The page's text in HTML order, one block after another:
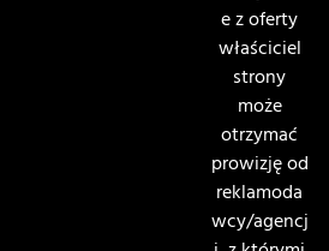
e z oferty
właściciel
strony
może
otrzymać
prowizję od
reklamoda
wcy/agencj